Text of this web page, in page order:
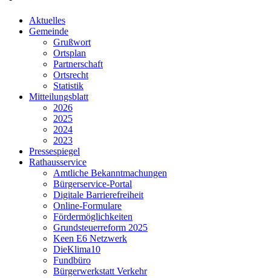
Aktuelles
Gemeinde
Grußwort
Ortsplan
Partnerschaft
Ortsrecht
Statistik
Mitteilungsblatt
2026
2025
2024
2023
Pressespiegel
Rathausservice
Amtliche Bekanntmachungen
Bürgerservice-Portal
Digitale Barrierefreiheit
Online-Formulare
Fördermöglichkeiten
Grundsteuerreform 2025
Keen E6 Netzwerk
DieKlima10
Fundbüro
Bürgerwerkstatt Verkehr